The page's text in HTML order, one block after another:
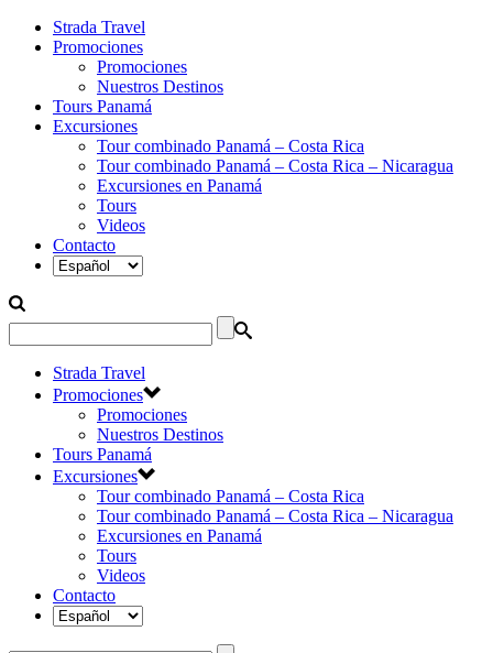
Strada Travel
Promociones
Promociones
Nuestros Destinos
Tours Panamá
Excursiones
Tour combinado Panamá – Costa Rica
Tour combinado Panamá – Costa Rica – Nicaragua
Excursiones en Panamá
Tours
Videos
Contacto
Strada Travel
Promociones
Promociones
Nuestros Destinos
Tours Panamá
Excursiones
Tour combinado Panamá – Costa Rica
Tour combinado Panamá – Costa Rica – Nicaragua
Excursiones en Panamá
Tours
Videos
Contacto